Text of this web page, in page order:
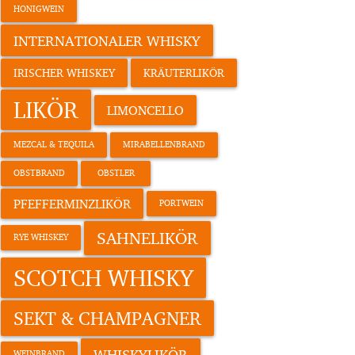
HONIGWEIN
INTERNATIONALER WHISKY
IRISCHER WHISKEY KRÄUTERLIKÖR
LIKÖR LIMONCELLO
MEZCAL & TEQUILA MIRABELLENBRAND
OBSTBRAND OBSTLER
PFEFFERMINZLIKÖR PORTWEIN
RYE WHISKEY SAHNELIKÖR
SCOTCH WHISKY
SEKT & CHAMPAGNER